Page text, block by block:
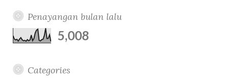
k
l
s
a
d
i
n
b
c
h
f
r
:
Penayangan bulan lalu
5,008
Categories